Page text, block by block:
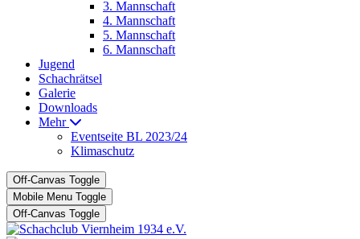
3. Mannschaft
4. Mannschaft
5. Mannschaft
6. Mannschaft
Jugend
Schachrätsel
Galerie
Downloads
Mehr
Eventseite BL 2023/24
Klimaschutz
Off-Canvas Toggle
Mobile Menu Toggle
Off-Canvas Toggle